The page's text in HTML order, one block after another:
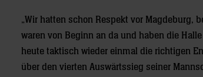
„Wir hatten schon Respekt vor Magdeburg,
waren von Beginn an da und haben die
heute taktisch wieder einmal die richtigen
über den vierten Auswärtssieg seiner